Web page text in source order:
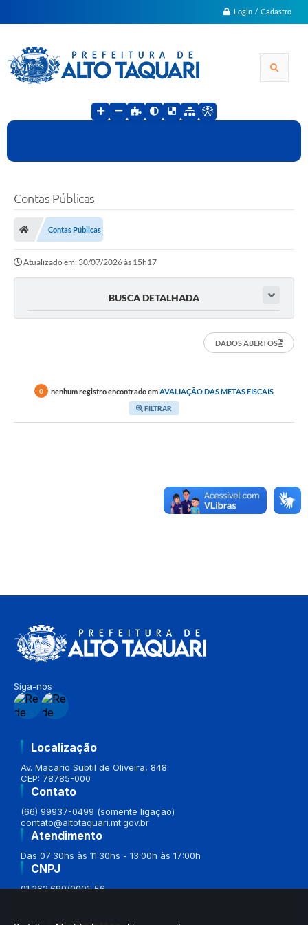
Login / Cadastro
Contas Públicas
Contas Públicas
Atualizado em: 30/07/2026 às 15h17
BUSCA DETALHADA
DADOS ABERTOS
0 nenhum registro encontrado emAVALIAÇÃO DAS METAS FISCAIS
FILTRAR
Siga-nos
Localização
Av. Macario Subtil de Oliveira, 848
CEP: 78785-000
Contato
(66) 99937-0499 (somente ligação)
contato@altotaquari.mt.gov.br
Atendimento
Das 07:30hs às 11:30hs - 13:00h às 17:00h
CNPJ
01.362.680/0001-56